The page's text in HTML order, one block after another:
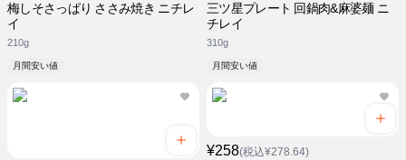
梅しそさっぱり ささみ焼き ニチレ
イ
210g
月間安い値
三ツ星プレート 回鍋肉&麻婆麺 ニ
チレイ
310g
月間安い値
¥258(税込¥278.64)